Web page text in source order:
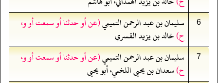
6 سليمان بن عبد الرحمن التميمي(عن أو حدثنا أو سمعت أو و،
ح)خالد بن يزيد القسري
7 سليمان بن عبد الرحمن التميمي(عن أو حدثنا أو سمعت أو و،
ح)سعدان بن يحيى اللخمي، أبو يحيى